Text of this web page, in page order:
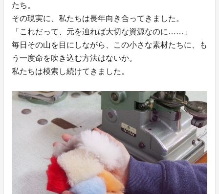
たち。
その現実に、私たちは長年向き合ってきました。
「これだって、元を辿れば大切な資源なのに……」
毎日その山を目にしながら、この小さな素材たちに、も
う一度命を吹き込む方法はないか。
私たちは模索し続けてきました。